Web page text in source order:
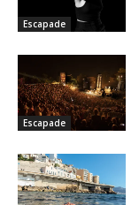
Escapade
Escapade